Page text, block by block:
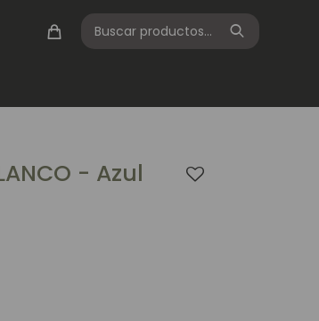
- Azul